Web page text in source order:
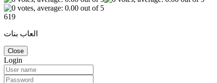
619
العاب بنات
Close
Login